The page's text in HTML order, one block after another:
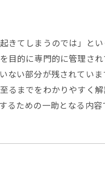
きてしまうのでは」と
目的に専門的に管理さ
ない部分が残されていま
るまでをわかりやすく
ための一助となる内容